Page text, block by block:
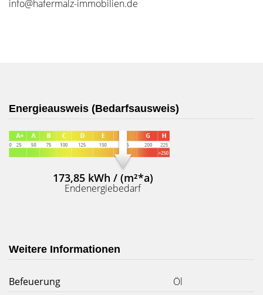
info@hafermalz-immobilien.de
Energieausweis (Bedarfsausweis)
173,85 kWh / (m²*a)
Endenergiebedarf
Weitere Informationen
Befeuerung
Öl